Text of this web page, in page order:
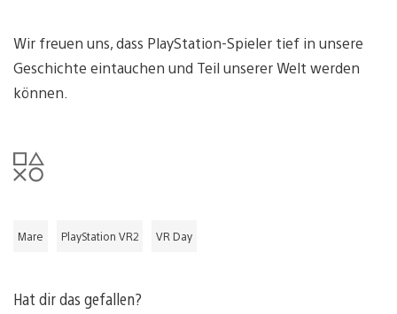
Wir freuen uns, dass PlayStation-Spieler tief in unsere
Geschichte eintauchen und Teil unserer Welt werden
können.
Mare PlayStation VR2 VR Day
Hat dir das gefallen?